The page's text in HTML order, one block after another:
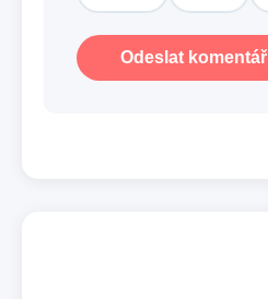
Odeslat komentář